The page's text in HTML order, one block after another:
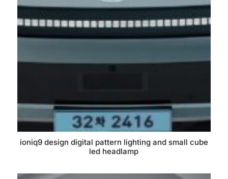
ioniq9 design digital pattern lighting and small cube
led headlamp